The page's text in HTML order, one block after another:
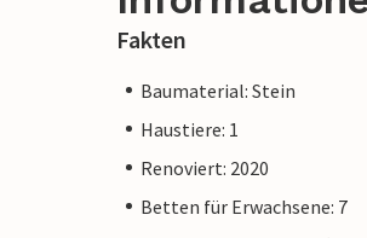
Fakten
Baumaterial: Stein
Haustiere: 1
Renoviert: 2020
Betten für Erwachsene: 7